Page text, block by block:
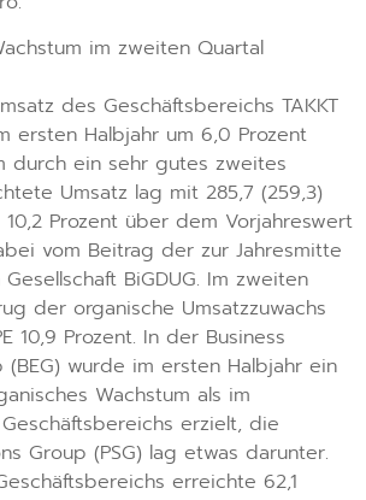
im zweiten Quartal
des Geschäftsbereichs TAKKT
ersten Halbjahr um 6,0 Prozent
durch ein sehr gutes zweites
Umsatz lag mit 285,7 (259,3)
10,2 Prozent über dem Vorjahreswert
vom Beitrag der zur Jahresmitte
BiGDUG. Im zweiten
der organische Umsatzzuwachs
10,9 Prozent. In der Business
wurde im ersten Halbjahr ein
Wachstum als im
erzielt, die
Group (PSG) lag etwas darunter.
erreichte 62,1